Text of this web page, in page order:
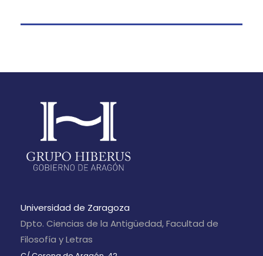
Universidad de Zaragoza
Dpto. Ciencias de la Antigüedad, Facultad de
Filosofía y Letras